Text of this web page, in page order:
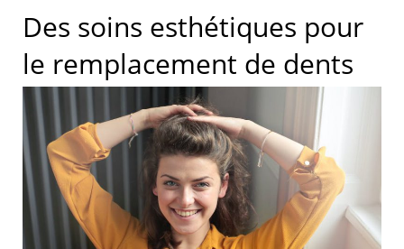
Des soins esthétiques pour
le remplacement de dents